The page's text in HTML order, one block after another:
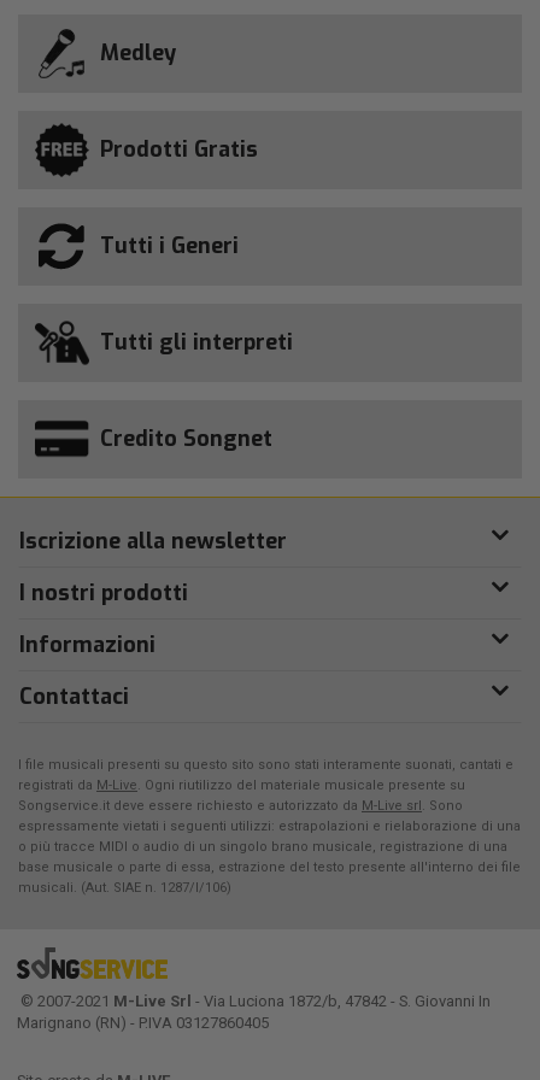
Medley
Prodotti Gratis
Tutti i Generi
Tutti gli interpreti
Credito Songnet
Iscrizione alla newsletter
I nostri prodotti
Informazioni
Contattaci
I file musicali presenti su questo sito sono stati interamente suonati, cantati e
registrati da M-Live. Ogni riutilizzo del materiale musicale presente su
Songservice.it deve essere richiesto e autorizzato da M-Live srl. Sono
espressamente vietati i seguenti utilizzi: estrapolazioni e rielaborazione di una
o più tracce MIDI o audio di un singolo brano musicale, registrazione di una
base musicale o parte di essa, estrazione del testo presente all'interno dei file
musicali. (Aut. SIAE n. 1287/I/106)
© 2007-2021 M-Live Srl - Via Luciona 1872/b, 47842 - S. Giovanni In
Marignano (RN) - P.IVA 03127860405